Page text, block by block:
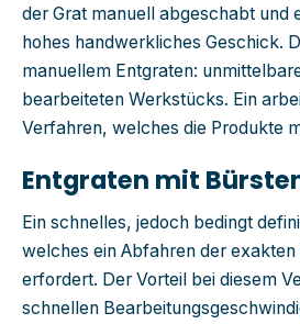
der Grat manuell abgeschabt und
hohes handwerkliches Geschick.
manuellem Entgraten:
bearbeiteten Werkstücks. Ein
Verfahren, welches die Produkte
Entgraten mit
Ein schnelles, jedoch bedingt
welches ein Abfahren der
erfordert. Der Vorteil bei diesem
schnellen